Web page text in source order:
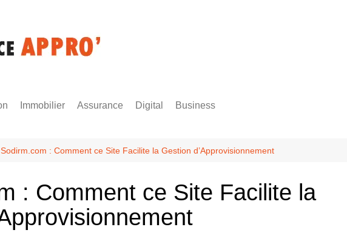
Immobilier Assurance Digital Business
Sodirm.com : Comment ce Site Facilite la Gestion d’Approvisionnement
: Comment ce Site Facilite la